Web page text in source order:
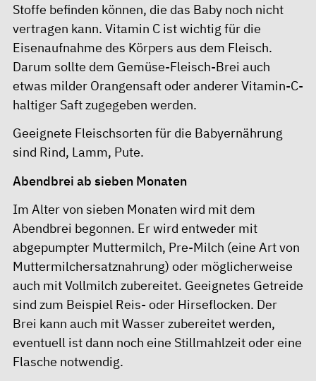
Stoffe befinden können, die das Baby noch nicht
vertragen kann. Vitamin C ist wichtig für die
Eisenaufnahme des Körpers aus dem Fleisch.
Darum sollte dem Gemüse-Fleisch-Brei auch
etwas milder Orangensaft oder anderer Vitamin-C-
haltiger Saft zugegeben werden.
Geeignete Fleischsorten für die Babyernährung
sind Rind, Lamm, Pute.
Abendbrei ab sieben Monaten
Im Alter von sieben Monaten wird mit dem
Abendbrei begonnen. Er wird entweder mit
abgepumpter Muttermilch, Pre-Milch (eine Art von
Muttermilchersatznahrung) oder möglicherweise
auch mit Vollmilch zubereitet. Geeignetes Getreide
sind zum Beispiel Reis- oder Hirseflocken. Der
Brei kann auch mit Wasser zubereitet werden,
eventuell ist dann noch eine Stillmahlzeit oder eine
Flasche notwendig.